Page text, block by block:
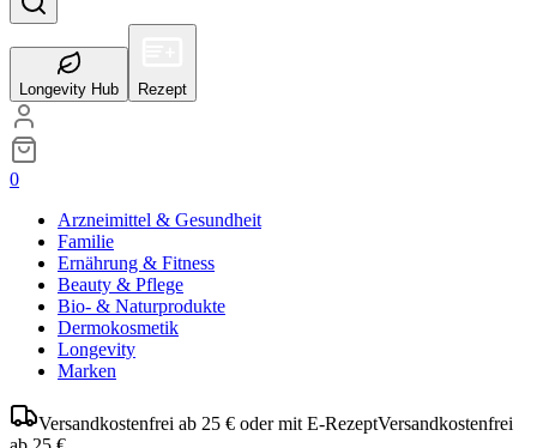
Longevity Hub Rezept
0
Arzneimittel & Gesundheit
Familie
Ernährung & Fitness
Beauty & Pflege
Bio- & Naturprodukte
Dermokosmetik
Longevity
Marken
Versandkostenfrei ab 25 € oder mit E-RezeptVersandkostenfrei